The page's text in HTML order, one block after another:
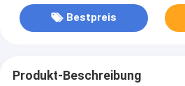
Bestpreis
Produkt-Beschreibung